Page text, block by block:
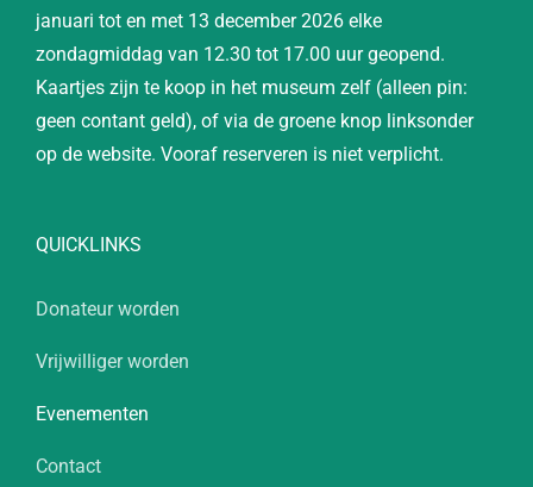
januari tot en met 13 december 2026 elke
zondagmiddag van 12.30 tot 17.00 uur geopend.
Kaartjes zijn te koop in het museum zelf (alleen pin:
geen contant geld), of via de groene knop linksonder
op de website. Vooraf reserveren is niet verplicht.
QUICKLINKS
Donateur worden
Vrijwilliger worden
Evenementen
Contact